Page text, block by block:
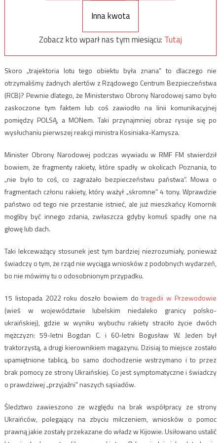
Inna kwota
Zobacz kto wparł nas tym miesiącu: Tutaj
Skoro „trajektoria lotu tego obiektu była znana” to dlaczego nie
otrzymaliśmy żadnych alertów z Rządowego Centrum Bezpieczeństwa
(RCB)? Pewnie dlatego, że Ministerstwo Obrony Narodowej samo było
zaskoczone tym faktem lub coś zawiodło na linii komunikacyjnej
pomiędzy POLSĄ, a MONem. Taki przynajmniej obraz rysuje się po
wysłuchaniu pierwszej reakcji ministra Kosiniaka-Kamysza.
Minister Obrony Narodowej podczas wywiadu w RMF FM stwierdził
bowiem, że fragmenty rakiety, które spadły w okolicach Poznania, to
„nie było to coś, co zagrażało bezpieczeństwu państwa”. Mowa o
fragmentach członu rakiety, który ważył „skromne” 4 tony. Wprawdzie
państwo od tego nie przestanie istnieć, ale już mieszkańcy Komornik
mogliby być innego zdania, zwłaszcza gdyby komuś spadły one na
głowę lub dach.
Taki lekceważący stosunek jest tym bardziej niezrozumiały, ponieważ
świadczy o tym, że rząd nie wyciąga wniosków z podobnych wydarzeń,
bo nie mówimy tu o odosobnionym przypadku.
15 listopada 2022 roku doszło bowiem dotragedii w Przewodowie
(wieś w województwie lubelskim niedaleko granicy polsko-
ukraińskiej), gdzie w wyniku wybuchu rakiety straciło życie dwóch
mężczyzn: 59-letni Bogdan C. i 60-letni Bogusław W. Jeden był
traktorzystą, a drugi kierownikiem magazynu. Dzisiaj to miejsce zostało
upamiętnione tablicą, bo samo dochodzenie wstrzymano i to przez
brak pomocy ze strony Ukraińskiej. Co jest symptomatyczne i świadczy
o prawdziwej „przyjaźni” naszych sąsiadów.
Śledztwo zawieszono ze względu na brak współpracy ze strony
Ukraińców, polegający na zbyciu milczeniem, wniosków o pomoc
prawną jakie zostały przekazane do władz w Kijowie. Usiłowano ustalić